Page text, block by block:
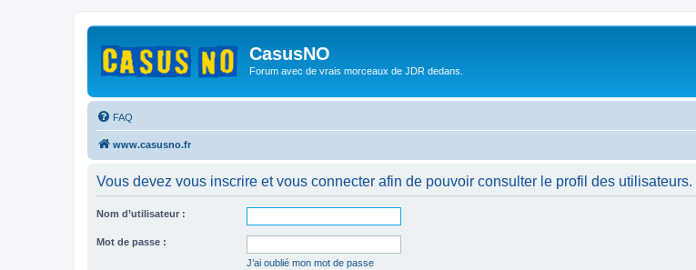
CasusNO
Forum avec de vrais morceaux de JDR dedans.
FAQ
www.casusno.fr
Vous devez vous inscrire et vous connecter afin de pouvoir consulter le profil des utilisateurs.
Nom d’utilisateur :
Mot de passe :
J’ai oublié mon mot de passe